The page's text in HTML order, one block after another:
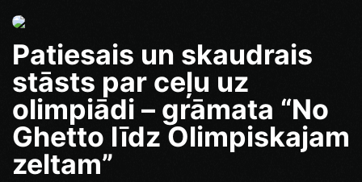
Patiesais un skaudrais
stāsts par ceļu uz
olimpiādi – grāmata “No
Ghetto līdz Olimpiskajam
zeltam”